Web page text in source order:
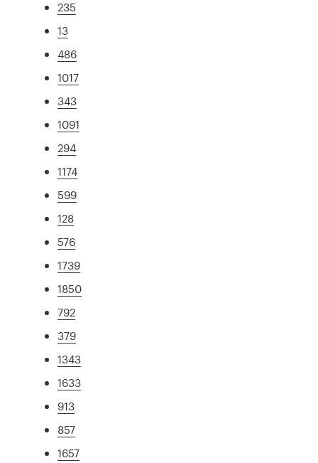
235
13
486
1017
343
1091
294
1174
599
128
576
1739
1850
792
379
1343
1633
913
857
1657